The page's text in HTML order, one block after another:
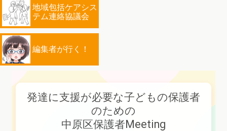
地域包括ケアシス
テム連絡協議会
編集者が行く！
発達に支援が必要な子どもの保護者
のための
中原区保護者Meeting